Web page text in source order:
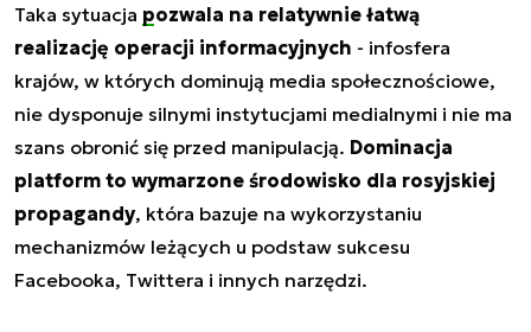
Taka sytuacja pozwala na relatywnie łatwą
realizację operacji informacyjnych - infosfera
krajów, w których dominują media społecznościowe,
nie dysponuje silnymi instytucjami medialnymi i nie ma
szans obronić się przed manipulacją. Dominacja
platform to wymarzone środowisko dla rosyjskiej
propagandy, która bazuje na wykorzystaniu
mechanizmów leżących u podstaw sukcesu
Facebooka, Twittera i innych narzędzi.